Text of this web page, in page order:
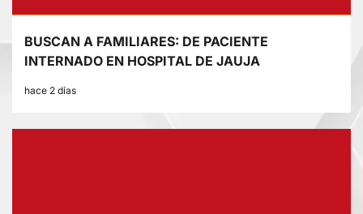
BUSCAN A FAMILIARES: DE PACIENTE
INTERNADO EN HOSPITAL DE JAUJA
hace 2 días